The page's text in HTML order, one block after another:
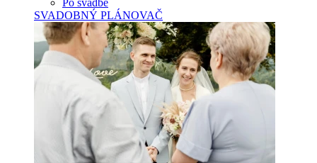
Po svadbe
SVADOBNÝ PLÁNOVAČ